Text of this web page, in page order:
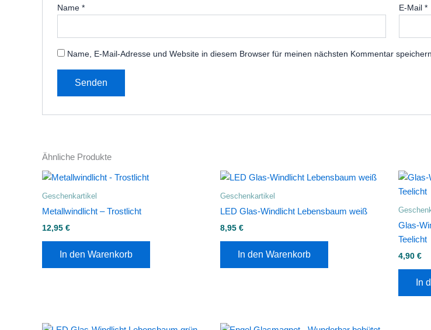
Name* E-Mail*
Name, E-Mail-Adresse und Website in diesem Browser für meinen nächsten Kommentar speichern.
Ähnliche Produkte
Geschenkartikel
Metallwindlicht – Trostlicht
12,95 €
In den Warenkorb
Geschenkartikel
LED Glas-Windlicht Lebensbaum weiß
8,95 €
In den Warenkorb
Glas-
Teelicht
4,90 €
In